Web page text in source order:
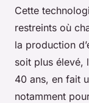
Cette
restreints où
la production
soit plus élevé,
40 ans, en fait
notamment